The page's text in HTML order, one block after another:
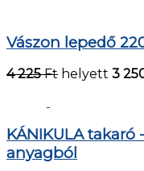
Vászon lepedő
4 225 Ft helyett 3
KÁNIKULA
anyagból